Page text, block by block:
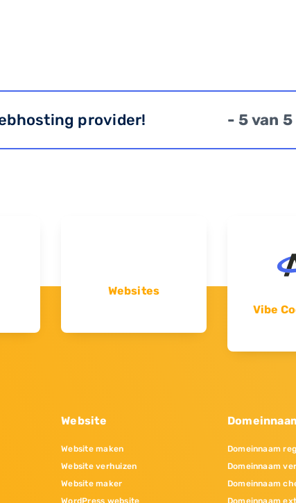
provider! - 5 van
Websites
Vibe
Website
Website maken
Website verhuizen
Website maker
WordPress website
Domeinnaam
Domeinnaam
Domeinnaam
Domeinnaam